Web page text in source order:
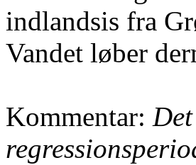
indlandsis fra
Vandet løber
Kommentar: